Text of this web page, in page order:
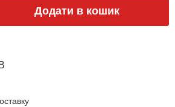
Додати в кошик